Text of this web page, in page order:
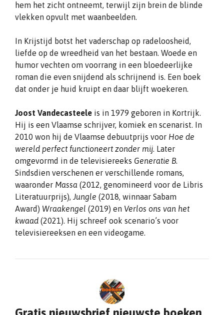
hem het zicht ontneemt, terwijl zijn brein de blinde
vlekken opvult met waanbeelden.
In Krijstijd botst het vaderschap op radeloosheid,
liefde op de wreedheid van het bestaan. Woede en
humor vechten om voorrang in een bloedeerlijke
roman die even snijdend als schrijnend is. Een boek
dat onder je huid kruipt en daar blijft woekeren.
Joost Vandecasteele is in 1979 geboren in Kortrijk.
Hij is een Vlaamse schrijver, komiek en scenarist. In
2010 won hij de Vlaamse debuutprijs voor Hoe de
wereld perfect functioneert zonder mij. Later
omgevormd in de televisiereeks Generatie B.
Sindsdien verschenen er verschillende romans,
waaronder Massa (2012, genomineerd voor de Libris
Literatuurprijs), Jungle (2018, winnaar Sabam
Award) Wraakengel (2019) en Verlos ons van het
kwaad (2021). Hij schreef ook scenario’s voor
televisiereeksen en een videogame.